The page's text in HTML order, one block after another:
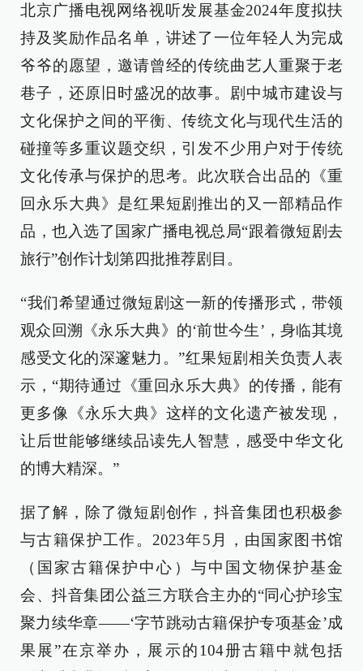
北京广播电视网络视听发展基金2024年度拟扶
持及奖励作品名单，讲述了一位年轻人为完成
爷爷的愿望，邀请曾经的传统曲艺人重聚于老
巷子，还原旧时盛况的故事。剧中城市建设与
文化保护之间的平衡、传统文化与现代生活的
碰撞等多重议题交织，引发不少用户对于传统
文化传承与保护的思考。此次联合出品的《重
回永乐大典》是红果短剧推出的又一部精品作
品，也入选了国家广播电视总局“跟着微短剧去
旅行”创作计划第四批推荐剧目。
“我们希望通过微短剧这一新的传播形式，带领
观众回溯《永乐大典》的‘前世今生’，身临其境
感受文化的深邃魅力。”红果短剧相关负责人表
示，“期待通过《重回永乐大典》的传播，能有
更多像《永乐大典》这样的文化遗产被发现，
让后世能够继续品读先人智慧，感受中华文化
的博大精深。”
据了解，除了微短剧创作，抖音集团也积极参
与古籍保护工作。2023年5月，由国家图书馆
（国家古籍保护中心）与中国文物保护基金
会、抖音集团公益三方联合主办的“同心护珍宝
聚力续华章——‘字节跳动古籍保护专项基金’成
果展”在京举办，展示的104册古籍中就包括